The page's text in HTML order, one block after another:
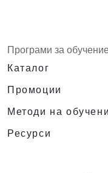
Програми за
Каталог
Промоции
Методи на
Ресурси